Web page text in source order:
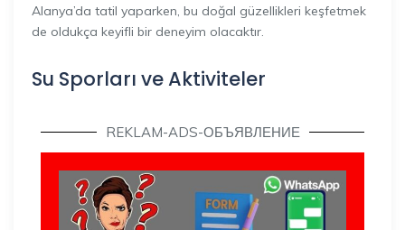
Alanya’da tatil yaparken, bu doğal güzellikleri keşfetmek
de oldukça keyifli bir deneyim olacaktır.
Su Sporları ve Aktiviteler
REKLAM-ADS-ОБЪЯВЛЕНИЕ